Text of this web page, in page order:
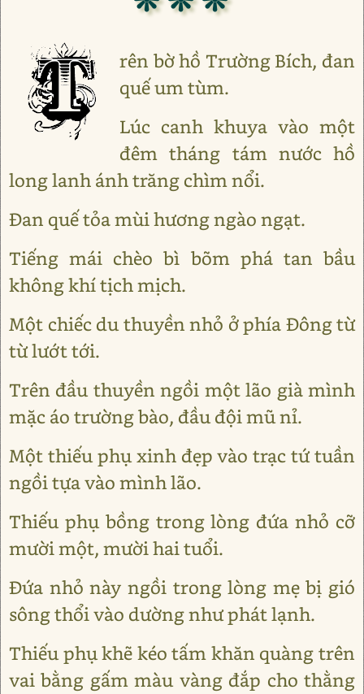
rên bờ hồ Trường Bích, đan
quế um tùm.
Lúc canh khuya vào một
đêm tháng tám nước hồ
long lanh ánh trăng chìm nổi.
Ðan quế tỏa mùi hương ngào ngạt.
Tiếng mái chèo bì bõm phá tan bầu
không khí tịch mịch.
Một chiếc du thuyền nhỏ ở phía Ðông từ
từ lướt tới.
Trên đầu thuyền ngồi một lão già mình
mặc áo trường bào, đầu đội mũ nỉ.
Một thiếu phụ xinh đẹp vào trạc tứ tuần
ngồi tựa vào mình lão.
Thiếu phụ bồng trong lòng đứa nhỏ cỡ
mười một, mười hai tuổi.
Ðứa nhỏ này ngồi trong lòng mẹ bị gió
sông thổi vào dường như phát lạnh.
Thiếu phụ khẽ kéo tấm khăn quàng trên
vai bằng gấm màu vàng đắp cho thằng